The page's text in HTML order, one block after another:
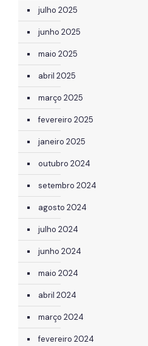
julho 2025
junho 2025
maio 2025
abril 2025
março 2025
fevereiro 2025
janeiro 2025
outubro 2024
setembro 2024
agosto 2024
julho 2024
junho 2024
maio 2024
abril 2024
março 2024
fevereiro 2024